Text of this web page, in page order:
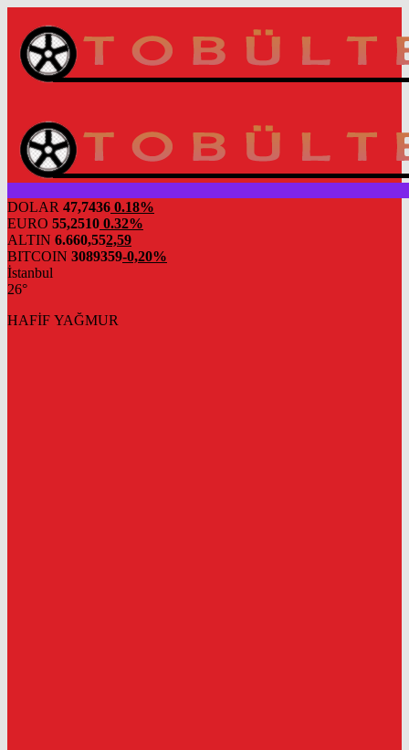
DOLAR 47,7436 0.18%
EURO 55,2510 0.32%
ALTIN 6.660,552,59
BITCOIN 3089359-0,20%
İstanbul
26°
HAFİF YAĞMUR